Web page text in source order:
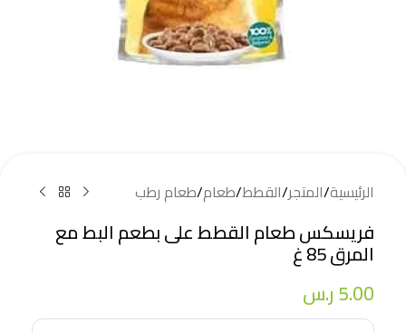
الرئيسية/المتجر/القطط/طعام/طعام رطب
فريسكس طعام القطط على بطعم البط مع
المرق 85 غ
5.00ر.س